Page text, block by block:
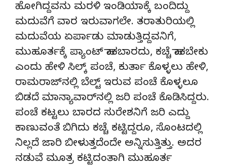
ಹೋಗಿದ್ದವನು ಮರಳಿ ಇಂಡಿಯಾಕ್ಕೆ ಬಂದಿದ್ದು
ಮದುವೆಗೆ ವಾರ ಇರುವಾಗಲೇ. ತರಾತುರಿಯಲ್ಲಿ
ಮದುವೆಯ ಏರ್ಪಾಡು ಮಾಡುತ್ತಿದ್ದವನಿಗೆ,
ಮುಹೂರ್ತಕ್ಕೆ ಪ್ಯಾಂಟ್‌ ಹಾಕಬಾರದು, ಕಚ್ಚೆ ಹಾಕಬೇಕು
ಎಂದು ಹೇಳಿ ಸಿಲ್ಕ್‌ ಪಂಚೆ, ಕುರ್ತಾ ಕೊಳ್ಳಲು ಹೇಳಿ,
ರಾಮರಾಜ್‌ನಲ್ಲಿ ಬೆಲ್ಟ್‌ ಇರುವ ಪಂಚೆ ಕೊಳ್ಳಲೂ
ಬಿಡದೆ ಮಾನ್ಯಾವಾರ್‌ನಲ್ಲಿ ಜರಿ ಪಂಚೆ ಕೊಡಿಸಿದ್ದರು.
ಪಂಚೆ ಕಟ್ಟಲು ಬಾರದ ಸುರೇಶನಿಗೆ ಜರಿ ಎದ್ದು
ಕಾಣುವಂತೆ ಬಿಗಿದು ಕಚ್ಚೆ ಕಟ್ಟಿದ್ದರೂ, ಸೊಂಟದಲ್ಲಿ
ನಿಲ್ಲದೆ ಜಾರಿ ಬೀಳುತ್ತದೆಂದೇ ಅನ್ನಿಸುತ್ತಿತ್ತು. ಅದರ
ನಡುವೆ ಮೂತ್ರ ಕಟ್ಟಿದಂತಾಗಿ ಮುಹೂರ್ತ